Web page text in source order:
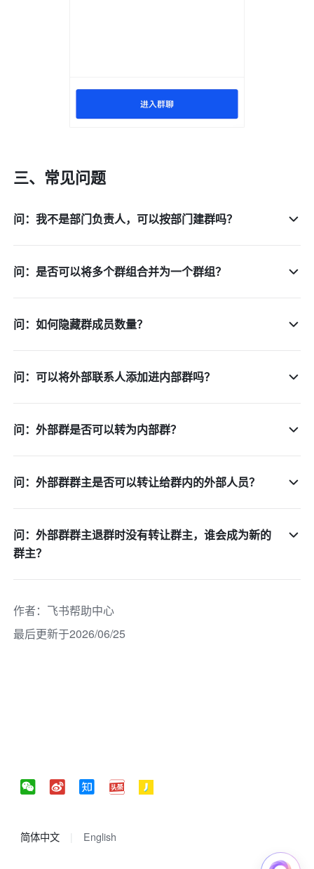
三、常见问题
问：我不是部门负责人，可以按部门建群吗？
问：是否可以将多个群组合并为一个群组？
问：如何隐藏群成员数量？
问：可以将外部联系人添加进内部群吗？
问：外部群是否可以转为内部群？
问：外部群群主是否可以转让给群内的外部人员？
问：外部群群主退群时没有转让群主，谁会成为新的
群主？
作者： 飞书帮助中心
最后更新于2026/06/25
简体中文 English